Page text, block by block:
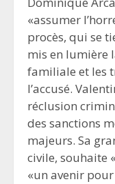
«assumer
procès, qui se
mis en lumière
familiale et les
l’accusé.
réclusion
des sanctions
majeurs. Sa
civile, souhaite
«un avenir